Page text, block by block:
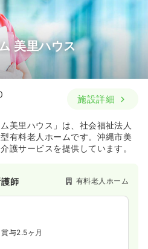
美里ハウス
施設詳細
美里ハウス」は、社会福祉法人
有料老人ホームです。沖縄市美
護サービスを提供しています。
師 有料老人ホーム
賞与2.5ヶ月